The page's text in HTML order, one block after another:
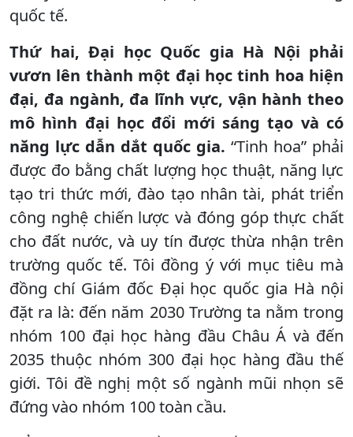
quốc tế.
Thứ hai, Đại học Quốc gia Hà Nội phải
vươn lên thành một đại học tinh hoa hiện
đại, đa ngành, đa lĩnh vực, vận hành theo
mô hình đại học đổi mới sáng tạo và có
năng lực dẫn dắt quốc gia. “Tinh hoa” phải
được đo bằng chất lượng học thuật, năng lực
tạo tri thức mới, đào tạo nhân tài, phát triển
công nghệ chiến lược và đóng góp thực chất
cho đất nước, và uy tín được thừa nhận trên
trường quốc tế. Tôi đồng ý với mục tiêu mà
đồng chí Giám đốc Đại học quốc gia Hà nội
đặt ra là: đến năm 2030 Trường ta nằm trong
nhóm 100 đại học hàng đầu Châu Á và đến
2035 thuộc nhóm 300 đại học hàng đầu thế
giới. Tôi đề nghị một số ngành mũi nhọn sẽ
đứng vào nhóm 100 toàn cầu.